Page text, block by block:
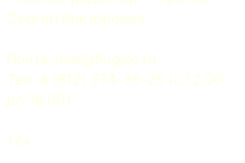
Сергей Викторович.
Почта: mail@5uglov.ru
Тел. 8 (812) 274-35-25 (c 12.00
до 18.00)
12+